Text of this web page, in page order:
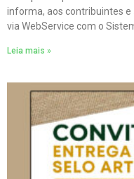
informa, aos contribuintes
via WebService com o
Leia mais »